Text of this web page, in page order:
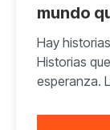
mundo
Hay
Historias
esperanza.